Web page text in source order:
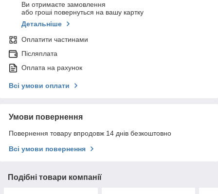
Ви отримаєте замовлення
або гроші повернуться на вашу картку
Детальніше
Оплатити частинами
Післяплата
Оплата на рахунок
Всі умови оплати
Умови повернення
Повернення товару впродовж 14 днів безкоштовно
Всі умови повернення
Подібні товари компанії